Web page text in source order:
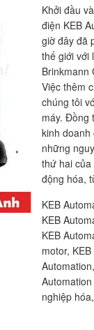
Khởi đầu
điện KEB
giờ đây đã
thế giới với
Brinkmann
Việc thêm
chúng tôi
máy. Đồng
kinh doanh
những
thứ hai
động hóa,
KEB
KEB
KEB
motor,
nghiệp